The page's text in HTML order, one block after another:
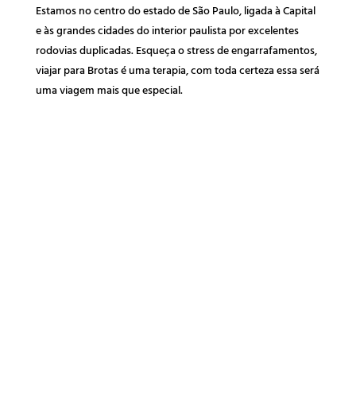
Estamos no centro do estado de São Paulo, ligada à Capital
e às grandes cidades do interior paulista por excelentes
rodovias duplicadas. Esqueça o stress de engarrafamentos,
viajar para Brotas é uma terapia, com toda certeza essa será
uma viagem mais que especial.